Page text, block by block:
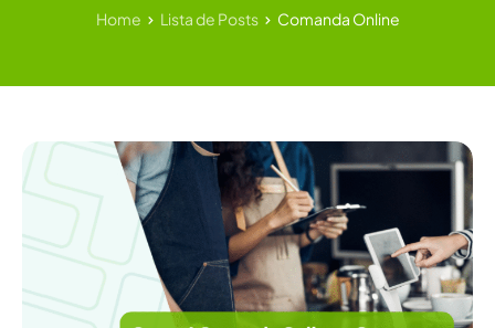
Materiais Gratuitos
Home Lista de Posts Comanda Online